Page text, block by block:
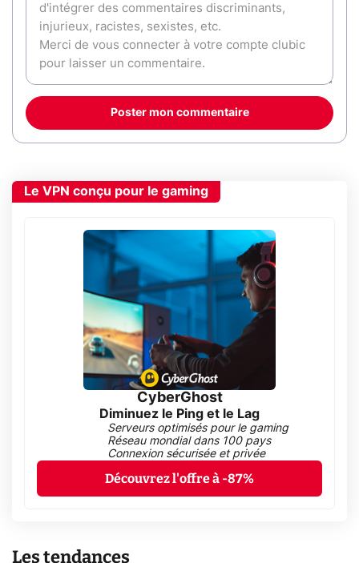
Poster mon commentaire
Le VPN conçu pour le gaming
CyberGhost
Diminuez le Ping et le Lag
Serveurs optimisés pour le gaming
Réseau mondial dans 100 pays
Connexion sécurisée et privée
Découvrez l'offre à -87%
Les tendances